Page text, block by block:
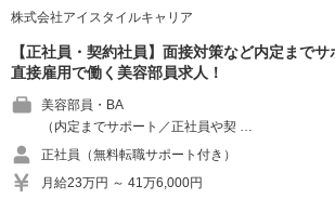
株式会社アイスタイルキャリア
【正社員・契約社員】面接対策など内定まで
直接雇用で働く美容部員求人！
美容部員・BA
（内定までサポート／正社員や契 …
正社員（無料転職サポート付き）
月給23万円 ～ 41万6,000円